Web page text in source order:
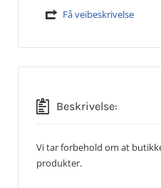
Få veibeskrivelse
Beskrivelse:
Vi tar forbehold om at
produkter.